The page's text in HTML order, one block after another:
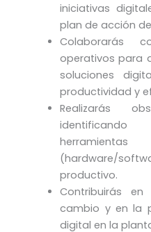
iniciativas
plan de acción
Colaborarás
operativos para
soluciones
productividad y
Realizarás
(hardware/
productivo.
Contribuirás
cambio y en la
digital en la